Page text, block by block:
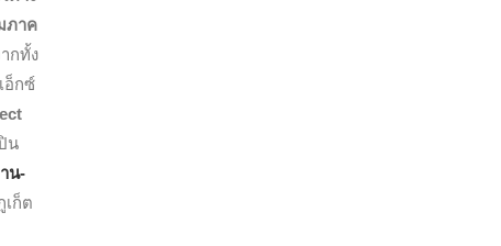
ภาค
กทั้ง
อ็กซ์
น
น-
ก็ต